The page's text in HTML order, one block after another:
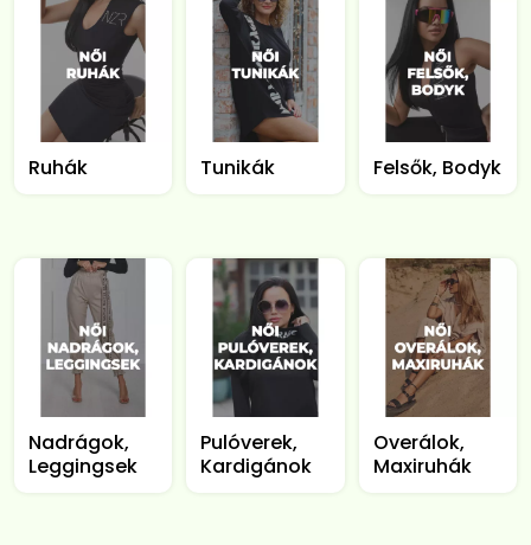
Ruhák Tunikák Felsők, Bodyk
Nadrágok,
Leggingsek
Pulóverek,
Kardigánok
Overálok,
Maxiruhák